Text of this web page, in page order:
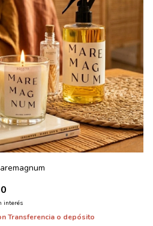
interés
Transferencia o depósito